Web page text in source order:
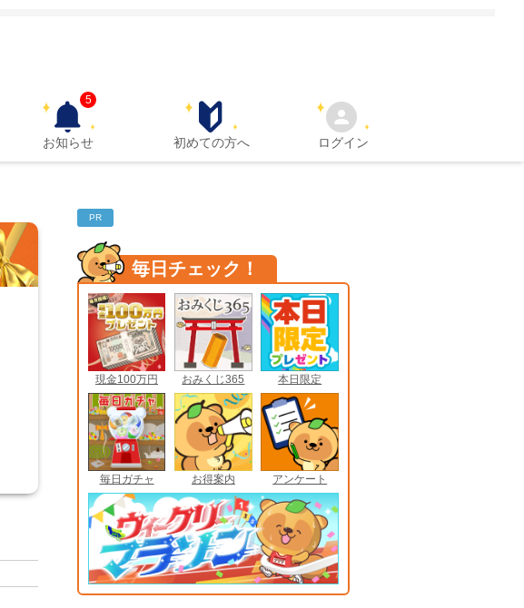
お知らせ
5
初めての方へ ログイン
PR
毎日チェック！
現金100万円 おみくじ365 本日限定
毎日ガチャ お得案内 アンケート